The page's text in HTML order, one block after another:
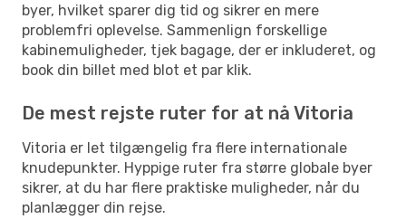
byer, hvilket sparer dig tid og sikrer en mere
problemfri oplevelse. Sammenlign forskellige
kabinemuligheder, tjek bagage, der er inkluderet, og
book din billet med blot et par klik.
De mest rejste ruter for at nå Vitoria
Vitoria er let tilgængelig fra flere internationale
knudepunkter. Hyppige ruter fra større globale byer
sikrer, at du har flere praktiske muligheder, når du
planlægger din rejse.